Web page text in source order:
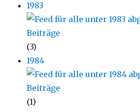
1983
(3)
1984
(1)